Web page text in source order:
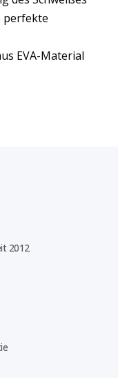
perfekte
EVA-Material
2012